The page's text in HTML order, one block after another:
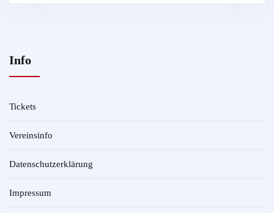
Info
Tickets
Vereinsinfo
Datenschutzerklärung
Impressum